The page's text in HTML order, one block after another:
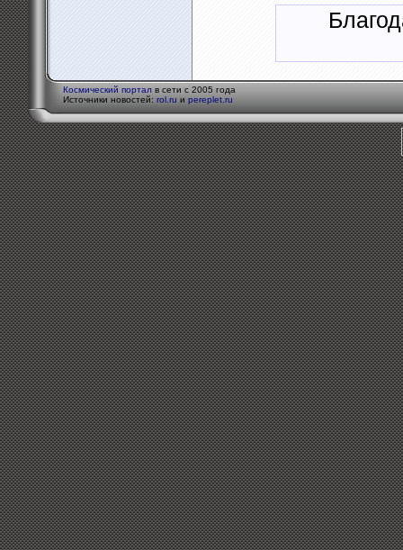
Космический портал в сети с 2005 года
Источники новостей: rol.ru и pereplet.ru